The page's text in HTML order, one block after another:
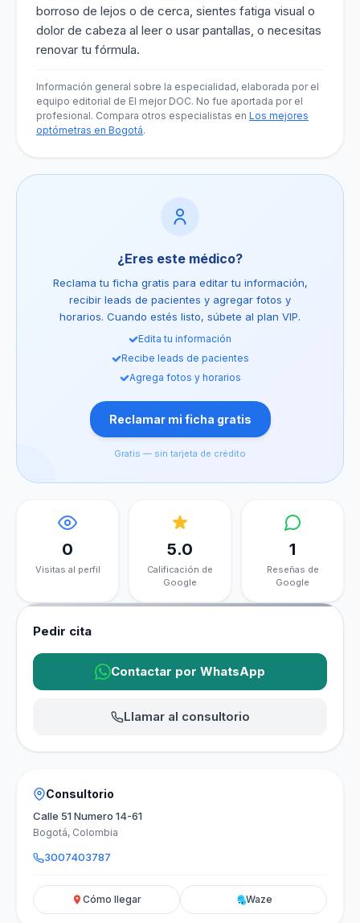
borroso de lejos o de cerca, sientes fatiga visual o
dolor de cabeza al leer o usar pantallas, o necesitas
renovar tu fórmula.
Información general sobre la especialidad, elaborada por el
equipo editorial de El mejor DOC. No fue aportada por el
profesional. Compara otros especialistas en Los mejores
optómetras en Bogotá.
¿Eres este médico?
Reclama tu ficha gratis para editar tu información,
recibir leads de pacientes y agregar fotos y
horarios. Cuando estés listo, súbete al plan VIP.
Edita tu información
Recibe leads de pacientes
Agrega fotos y horarios
Reclamar mi ficha gratis
Gratis — sin tarjeta de crédito
0
Visitas al perfil
5.0
Calificación de
Google
1
Reseñas de
Google
Pedir cita
Contactar por WhatsApp
Llamar al consultorio
Consultorio
Calle 51 Numero 14-61
Bogotá, Colombia
3007403787
Cómo llegar Waze